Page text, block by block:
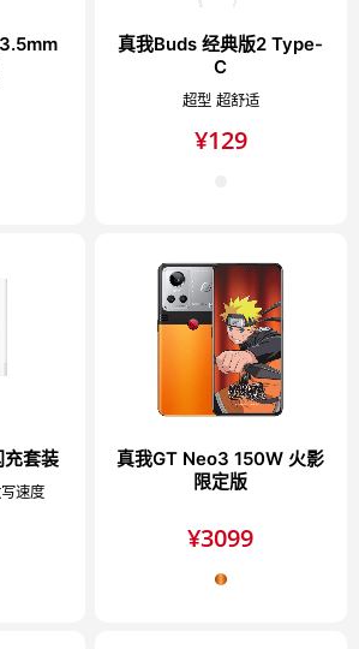
真我Buds 经典版2 Type-
C
超型 超舒适
¥129
套装
速度
真我GT Neo3 150W 火影
限定版
¥3099